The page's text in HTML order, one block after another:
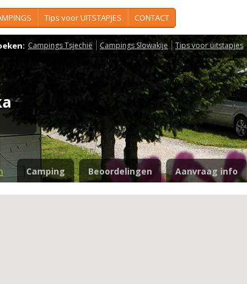
Tips voor UITSTAPJES CONTACT
Campings Tsjechië Campings Slowakije Tips voor uitstapjes
Camping Beoordelingen Aanvraag info